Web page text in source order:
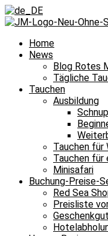
Home
News
Blog Rotes
Tägliche
Tauchen
Ausbildung
Tauchen für
Tauchen für
Minisafari
Buchung-Preise-
Red Sea
Preisliste